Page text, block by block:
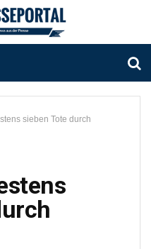
sieben Tote durch